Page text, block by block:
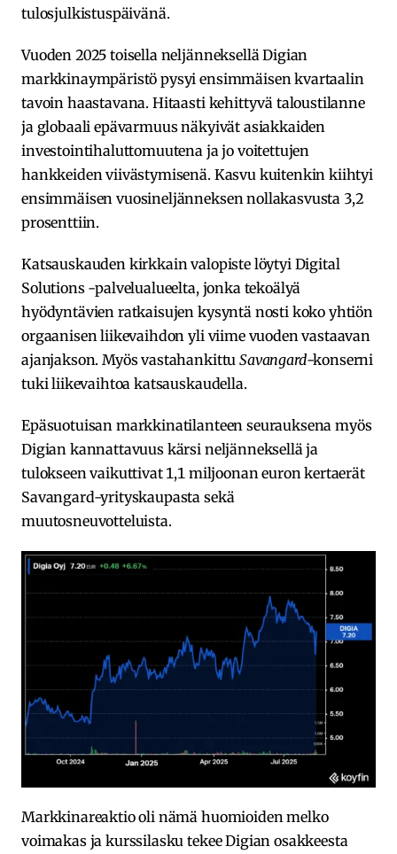
tulosjulkistuspäivänä.
Vuoden 2025 toisella neljänneksellä Digian
markkinaympäristö pysyi ensimmäisen kvartaalin
tavoin haastavana. Hitaasti kehittyvä taloustilanne
ja globaali epävarmuus näkyivät asiakkaiden
investointihaluttomuutena ja jo voitettujen
hankkeiden viivästymisenä. Kasvu kuitenkin kiihtyi
ensimmäisen vuosineljänneksen nollakasvusta 3,2
prosenttiin.
Katsauskauden kirkkain valopiste löytyi Digital
Solutions -palvelualueelta, jonka tekoälyä
hyödyntävien ratkaisujen kysyntä nosti koko yhtiön
orgaanisen liikevaihdon yli viime vuoden vastaavan
ajanjakson. Myös vastahankittuSavangard-konserni
tuki liikevaihtoa katsauskaudella.
Epäsuotuisan markkinatilanteen seurauksena myös
Digian kannattavuus kärsi neljänneksellä ja
tulokseen vaikuttivat 1,1 miljoonan euron kertaerät
Savangard-yrityskaupasta sekä
muutosneuvotteluista.
Markkinareaktio oli nämä huomioiden melko
voimakas ja kurssilasku tekee Digian osakkeesta